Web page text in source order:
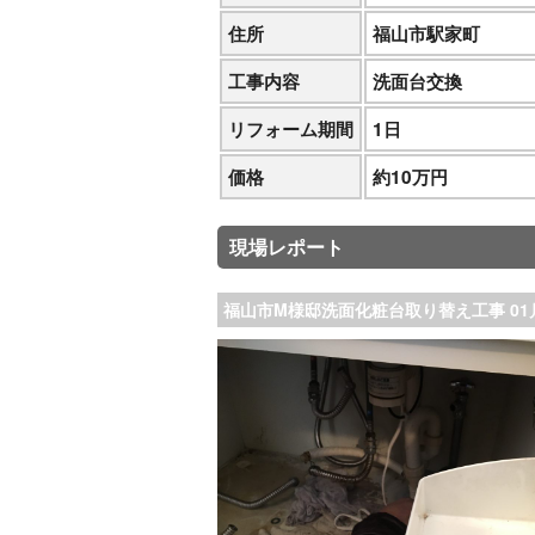
住所
福山市駅家町
工事内容
洗面台交換
リフォーム期間
1日
価格
約10万円
現場レポート
福山市M様邸洗面化粧台取り替え工事 01